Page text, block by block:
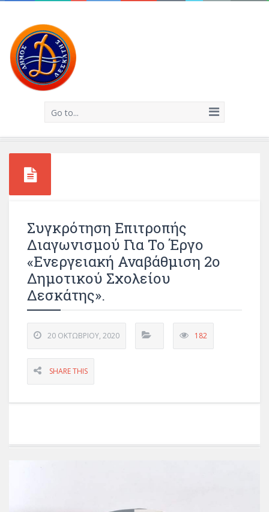
Go to...
Συγκρότηση Επιτροπής
Διαγωνισμού Για Το Έργο
«Ενεργειακή Αναβάθμιση 2ο
Δημοτικού Σχολείου
Δεσκάτης».
20 ΟΚΤΩΒΡΊΟΥ, 2020 182
SHARE THIS